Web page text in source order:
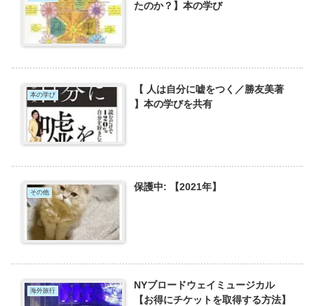
たのか？】本の学び
本の学び
【 人は自分に嘘をつく／勝友美著
】本の学びを共有
その他 保護中: 【2021年】
海外旅行
NYブロードウェイミュージカル
【お得にチケットを取得する方法】